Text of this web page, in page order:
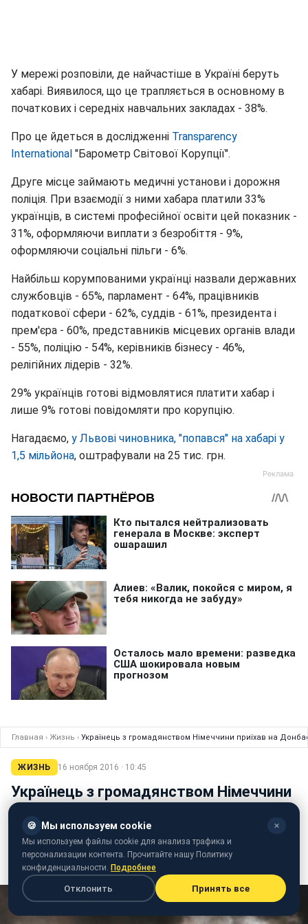
У мережі розповіли, де найчастіше в Україні беруть
хабарі. Виявилося, що це трапляється в основному в
початкових і середніх навчальних закладах - 38%.
Про це йдеться в дослідженні Transparency
International "Барометр Світової Корупції".
Друге місце займають медичні установи і дорожня
поліція. При взаємодії з ними хабара платили 33%
українців, в системі професійної освіти цей показник -
31%, оформляючи виплати з безробіття - 9%,
оформляючи соціальні пільги - 6%.
Найбільш корумпованими українці назвали державних
службовців - 65%, парламент - 64%, працівників
податкової сфери - 62%, суддів - 61%, президента і
прем'єра - 60%, представників місцевих органів влади
- 55%, поліцію - 54%, керівників бізнесу - 46%,
релігійних лідерів - 32%.
29% українців готові відмовлятися платити хабар і
лише 9% готові повідомляти про корупцію.
Нагадаємо, у Львові чиновника, "попався" на хабарі у
1,5 мільйона, оштрафували на 25 тис. грн.
Главная › Жизнь › Українець з громадянством Німеччини приїхав на
ЖИЗНЬ 16 ноября 2016 · 10:45
Українець з громадянством Німеччини
приїхав на Донбас воювати проти
"українського фашизму"
Українець з німецьким громадянством вважає, що в
Україні йде громадянська війна
🍪 Мы используем cookie ✕
Мы используем файлы cookie для анализа трафика и
персонализации контента. Прочитайте нашу Политику
конфиденциальности. Подробнее
Отклонить Принять все